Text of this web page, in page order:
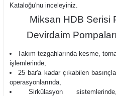
Kataloğu'nu inceleyiniz.
Miksan HDB Serisi
Devirdaim
Takım tezgahlarında kesme,
işlemlerinde,
25 bar'a kadar çıkabilen
operasyonlarında,
Sirkülasyon